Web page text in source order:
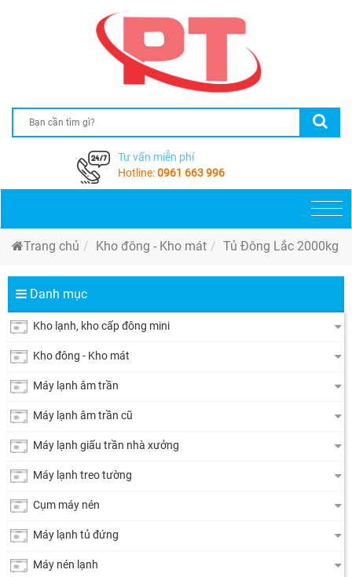
Tư vấn miễn phí
Hotline:0961 663 996
Trang chủ Kho đông - Kho mát Tủ Đông Lắc 2000kg
Danh mục
Kho lạnh, kho cấp đông mini
Kho đông - Kho mát
Máy lạnh âm trần
Máy lạnh âm trần cũ
Máy lạnh giấu trần nhà xưởng
Máy lạnh treo tường
Cụm máy nén
Máy lạnh tủ đứng
Máy nén lạnh